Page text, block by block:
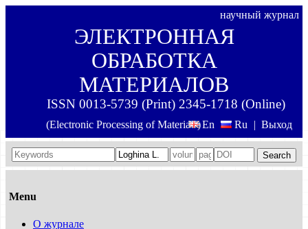
научный журнал
ЭЛЕКТРОННАЯ
ОБРАБОТКА
МАТЕРИАЛОВ
ISSN 0013-5739 (Print) 2345-1718 (Online)
(Electronic Processing of Materials) Выход
En Ru |
Search
Menu
О журнале